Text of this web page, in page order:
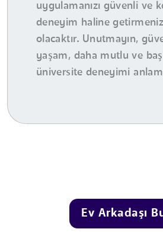
uygulamanızı güvenli ve
deneyim haline
olacaktır. Unutmayın,
yaşam, daha mutlu ve
üniversite deneyimi
Ev Arkadaşı